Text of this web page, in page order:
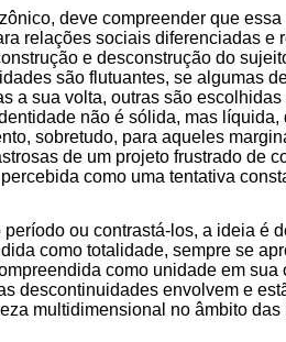
deve compreender que
relações sociais diferenciadas e
e desconstrução do
são flutuantes, se algumas
a sua volta, outras são
não é sólida, mas líquida,
sobretudo, para aqueles
de um projeto frustrado de
como uma tentativa
ou contrastá-los, a ideia é
como totalidade, sempre se
como unidade em sua
descontinuidades envolvem e
multidimensional no âmbito das